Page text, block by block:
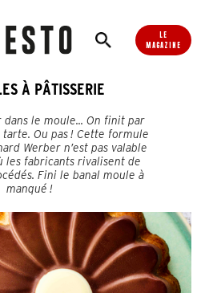
LE
MAGAZINE
À PÂTISSERIE
le moule... On finit par
Ou pas ! Cette formule
Werber n’est pas valable
les fabricants rivalisent de
Fini le banal moule à
manqué !